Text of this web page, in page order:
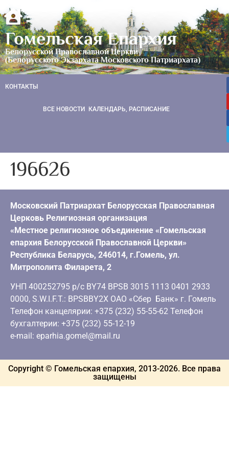
Гомельская Епархия
Белорусской Православной Церкви
(Белорусского Экзархата Московского Патриархата)
КОНТАКТЫ
ВСЕ НОВОСТИ КАЛЕНДАРЬ, РАСПИСАНИЕ
196626
Московский Патриархат Белорусская Православная
Церковь Религиозная организация
«Местное религиозное объединение «Гомельская
епархия Белорусской Православной Церкви»
Республика Беларусь, 246014, г.Гомель, ул.
Митрополита Филарета, 2
УНП 400252795 р/с BY74 BPSB 3015 1113 0401 2933
0000, S.W.I.F.T.: BPSBBY2X ОАО «Сбер Банк» г. Гомель
Телефон канцелярии: +375 (232) 55-55-62 Телефон
бухгалтерии: +375 (232) 55-12-19
e-mail: eparhia.gomel@mail.ru
Copyright © Гомельская епархия, 2013-2026. Все права
защищены